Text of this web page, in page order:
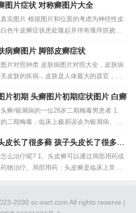
都有比较强的抑制和杀灭作用。皮癣跟真
关，可用抗真菌的药物来治疗，如特比萘
及复方酮康唑乳膏。当皮癣发作引起皮肤
可联合抗过敏的药物来治疗...
图片症状 对称癣图片大全
实图片 根据图片和位置的考虑为神经性皮
色牛皮癣症状患处隆起并伴有瘙痒抓挠会
皮屑。足癣为足部的皮肤癣菌感染。多见
儿童少见。发病季节性明显，夏秋病重，
。皮肤受损，真菌很容易入侵，或是洗澡
吹干，有的狗狗就是洗完澡后就立马跑开
也没有坚持擦干，长此以往，...
病癣图片 脚部皮癣症状
片对照种类 皮肤病图片对照大全，皮肤病
皮肤的疾病，皮肤是人体最大的器官，皮
类有很多，大部分内脏发生的疾病也可以
出现一些症状，下面分享皮肤病图片对照
癣：是发生在人皮肤浅表层的真菌感染性
分为直接接触和间接接触传染。主要表现
块、干鳞湿硬、皮肤瘙痒、多...
片初期 头癣图片初期症状图片 白癣
癣/银屑病的一位28岁二期梅毒男患者 1、
二期梅毒，临床上极易误诊为银屑病、玫
湿疹、脂溢性皮炎、头癣、脓疱疮等。2、
梅毒：包括一期、二期和病期不足两年的
患者，可给予青霉素肌肉注射，每侧臀部1
，共240万单位，只注射一次。3、病情分
皮长了很多藓 孩子头皮长了很多藓
么治疗呢? 1、头皮癣可以通过局部用药或
物治疗。局部用药：头皮癣是临床上常见
想要快速治疗头癣，最好可以选择口服药
2030 sc-eart.com All rights reserve |